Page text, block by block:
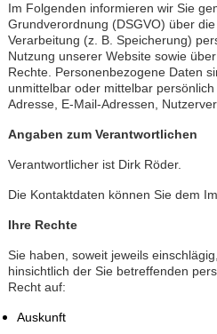
Im Folgenden informieren wir Sie
Grundverordnung (DSGVO) über
Verarbeitung (z. B. Speicherung)
Nutzung unserer Website sowie
Rechte. Personenbezogene Daten
unmittelbar oder mittelbar
Adresse, E-Mail-Adressen,
Angaben zum Verantwortlichen
Verantwortlicher ist Dirk Röder.
Die Kontaktdaten können Sie dem
Ihre Rechte
Sie haben, soweit jeweils
hinsichtlich der Sie betreffenden
Recht auf:
Auskunft